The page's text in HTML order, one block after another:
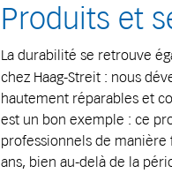
Produits et
La durabilité se retrouve
chez Haag-Streit : nous
hautement réparables et
est un bon exemple : ce
professionnels de manière
ans, bien au-delà de la